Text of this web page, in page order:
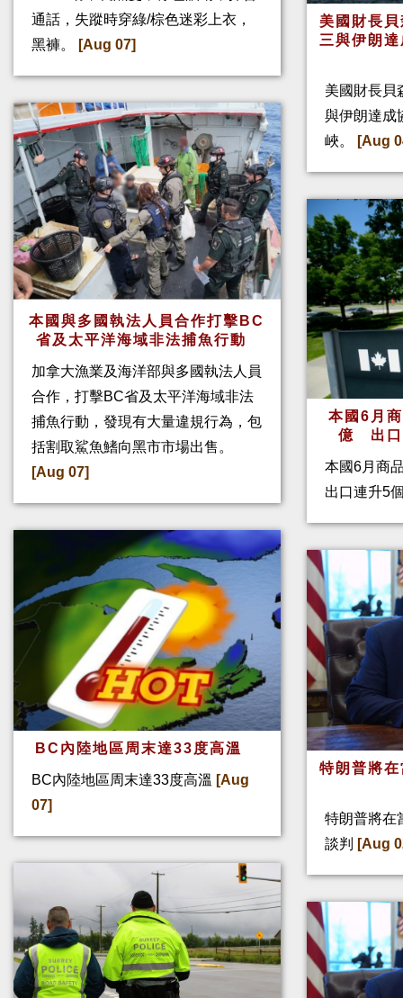
通話，失蹤時穿綠/棕色迷彩上衣，
黑褲。
[Aug 07]
本國與多國執法人員合作打擊BC
省及太平洋海域非法捕魚行動
加拿大漁業及海洋部與多國執法人員
合作，打擊BC省及太平洋海域非法
捕魚行動，發現有大量違規行為，包
括割取鯊魚鰭向黑市市場出售。
[Aug 07]
BC內陸地區周末達33度高溫
BC內陸地區周末達33度高溫 [Aug
07]
美國財長
三與伊朗
美國財長貝
與伊朗達成
峽。
[Aug
本國6月
億 出口
本國6月商
出口連升5
特朗普將
特朗普將在
談判
[Aug